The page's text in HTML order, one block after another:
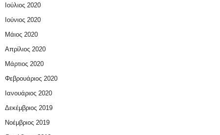
Ιούλιος 2020
Ιούνιος 2020
Μάιος 2020
Απρίλιος 2020
Μάρτιος 2020
Φεβρουάριος 2020
Ιανουάριος 2020
Δεκέμβριος 2019
Νοέμβριος 2019